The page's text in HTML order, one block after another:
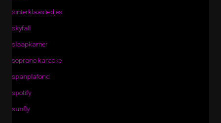
sinterklaasliedjes
skyfall
slaapkamer
soprano karaoke
spanplafond
spotify
sunfly